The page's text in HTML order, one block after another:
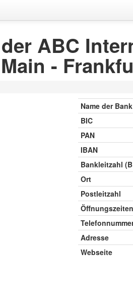
ABC
-
Name der Bank
BIC
PAN
IBAN
Bankleitzahl
Ort
Postleitzahl
Öffnungszeiten
Adresse
Webseite